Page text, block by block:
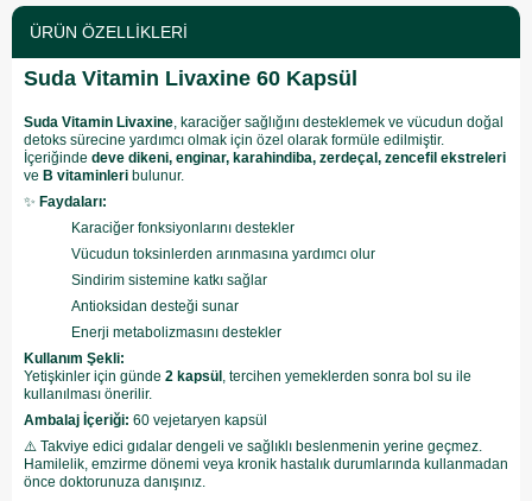
ÜRÜN ÖZELLIKLERI
Suda Vitamin Livaxine 60 Kapsül
Suda Vitamin Livaxine , karaciğer sağlığını desteklemek ve vücudun doğal
detoks sürecine yardımcı olmak için özel olarak formüle edilmiştir.
İçeriğinde deve dikeni, enginar, karahindiba, zerdeçal, zencefil ekstreleri
ve B vitaminleri bulunur.
✨ Faydaları:
Karaciğer fonksiyonlarını destekler
Vücudun toksinlerden arınmasına yardımcı olur
Sindirim sistemine katkı sağlar
Antioksidan desteği sunar
Enerji metabolizmasını destekler
Kullanım Şekli:
Yetişkinler için günde 2 kapsül , tercihen yemeklerden sonra bol su ile
kullanılması önerilir.
Ambalaj İçeriği: 60 vejetaryen kapsül
⚠️ Takviye edici gıdalar dengeli ve sağlıklı beslenmenin yerine geçmez.
Hamilelik, emzirme dönemi veya kronik hastalık durumlarında kullanmadan
önce doktorunuza danışınız.